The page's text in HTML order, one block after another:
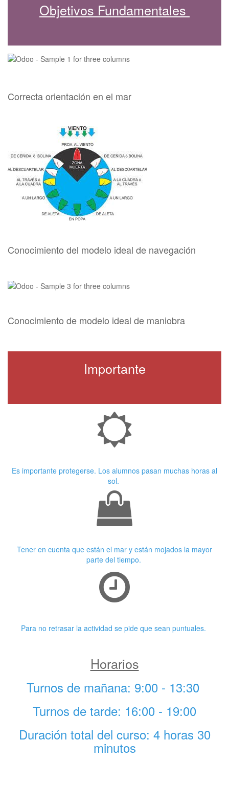
Objetivos Fundamentales
Correcta orientación en el mar
Conocimiento del modelo ideal de navegación
Conocimiento de modelo ideal de maniobra
Importante
Es importante protegerse. Los alumnos pasan muchas horas al
sol.
Tener en cuenta que están el mar y están mojados la mayor
parte del tiempo.
Para no retrasar la actividad se pide que sean puntuales.
Horarios
Turnos de mañana: 9:00 - 13:30
Turnos de tarde: 16:00 - 19:00
Duración total del curso: 4 horas 30
minutos